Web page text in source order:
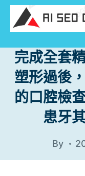
Skip
content
完成全套
塑形過後
的口腔檢
患牙
By